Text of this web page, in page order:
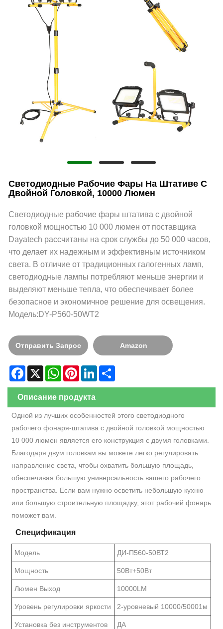
Светодиодные Рабочие Фары На Штативе С
Двойной Головкой, 10000 Люмен
Светодиодные рабочие фары штатива с двойной
головкой мощностью 10 000 люмен от поставщика
Dayatech рассчитаны на срок службы до 50 000 часов,
что делает их надежным и эффективным источником
света. В отличие от традиционных галогенных ламп,
светодиодные лампы потребляют меньше энергии и
выделяют меньше тепла, что обеспечивает более
безопасное и экономичное решение для освещения.
Модель:DY-P560-50WT2
Отправить Запрос Amazon
Facebook
X WhatsApp
PinterestLinkedIn
Описание продукта
Одной из лучших особенностей этого светодиодного
рабочего фонаря-штатива с двойной головкой мощностью
10 000 люмен является его конструкция с двумя головками.
Благодаря двум головкам вы можете легко регулировать
направление света, чтобы охватить большую площадь,
обеспечивая большую универсальность вашего рабочего
пространства. Если вам нужно осветить небольшую кухню
или большую строительную площадку, этот рабочий фонарь
поможет вам.
Спецификация
Модель ДИ-П560-50ВТ2
Мощность 50Вт+50Вт
Люмен Выход 10000LM
Уровень регулировки яркости 2-уровневый 10000/50001м
Установка без инструментов ДА